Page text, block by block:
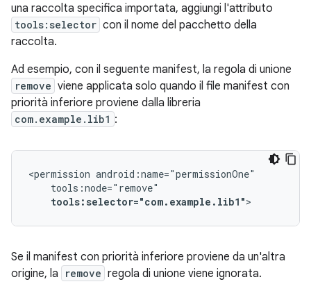
una raccolta specifica importata, aggiungi l'attributo
tools:selector con il nome del pacchetto della
raccolta.
Ad esempio, con il seguente manifest, la regola di unione
remove viene applicata solo quando il file manifest con
priorità inferiore proviene dalla libreria
com.example.lib1 :
<permission
tools:selector="com.example.lib1">
Se il manifest con priorità inferiore proviene da un'altra
origine, la
remove regola di unione viene ignorata.